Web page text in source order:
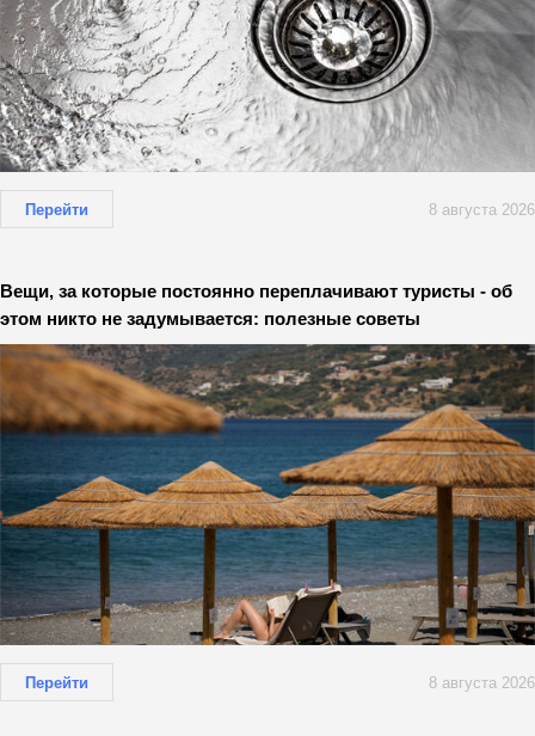
Перейти 8 августа 2026
Вещи, за которые постоянно переплачивают туристы - об
этом никто не задумывается: полезные советы
Перейти 8 августа 2026